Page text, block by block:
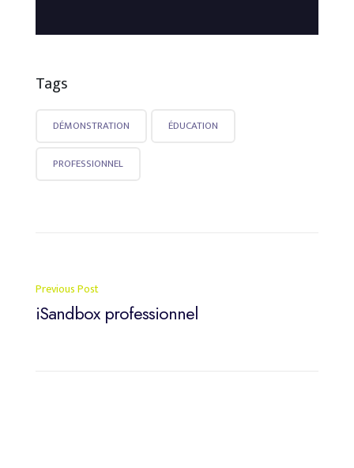
Tags
DÉMONSTRATION ÉDUCATION
PROFESSIONNEL
Post
navigation
Previous Post
iSandbox professionnel